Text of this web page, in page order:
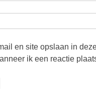
en site opslaan in
ik een reactie